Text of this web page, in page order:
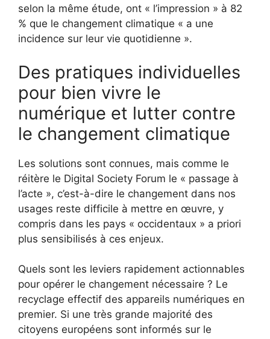
selon la même étude, ont « l’impression » à 82
% que le changement climatique « a une
incidence sur leur vie quotidienne ».
Des pratiques individuelles
pour bien vivre le
numérique et lutter contre
le changement climatique
Les solutions sont connues, mais comme le
réitère le Digital Society Forum le « passage à
l’acte », c’est-à-dire le changement dans nos
usages reste difficile à mettre en œuvre, y
compris dans les pays « occidentaux » a priori
plus sensibilisés à ces enjeux.
Quels sont les leviers rapidement actionnables
pour opérer le changement nécessaire ? Le
recyclage effectif des appareils numériques en
premier. Si une très grande majorité des
citoyens européens sont informés sur le